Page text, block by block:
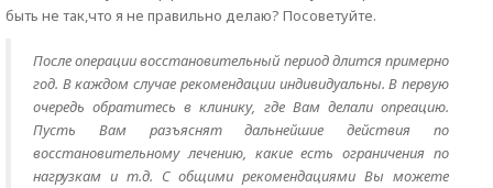
быть не так,что я не правильно делаю? Посоветуйте.
После операции восстановительный период длится примерно
год. В каждом случае рекомендации индивидуальны. В первую
очередь обратитесь в клинику, где Вам делали опреацию.
Пусть Вам разъяснят дальнейшие действия по
восстановительному лечению, какие есть ограничения по
нагрузкам и т.д. С общими рекомендациями Вы можете